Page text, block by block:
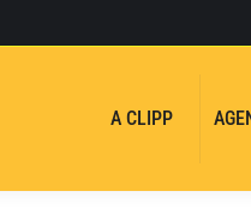
A CLIPP